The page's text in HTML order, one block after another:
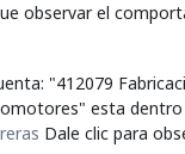
observar el
"412079
esta dentro
Dale clic para